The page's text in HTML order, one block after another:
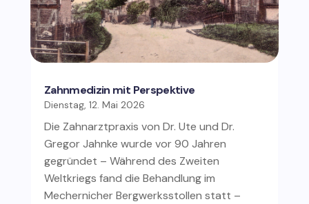
Zahnmedizin mit Perspektive
Dienstag, 12. Mai 2026
Die Zahnarztpraxis von Dr. Ute und Dr.
Gregor Jahnke wurde vor 90 Jahren
gegründet – Während des Zweiten
Weltkriegs fand die Behandlung im
Mechernicher Bergwerksstollen statt –